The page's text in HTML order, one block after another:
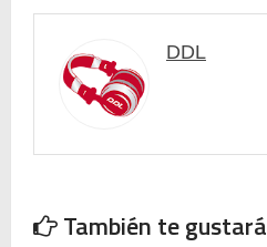
DDL
También te gustará